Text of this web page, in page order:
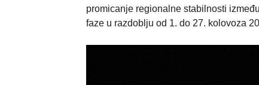
promicanje regionalne stabilnosti
faze u razdoblju od 1. do 27. kolovoza